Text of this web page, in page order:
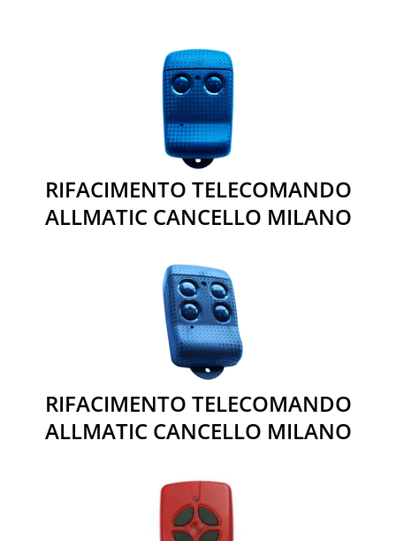
RIFACIMENTO TELECOMANDO
ALLMATIC CANCELLO MILANO
RIFACIMENTO TELECOMANDO
ALLMATIC CANCELLO MILANO